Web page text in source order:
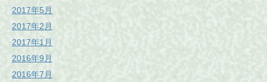
2017年5月
2017年2月
2017年1月
2016年9月
2016年7月